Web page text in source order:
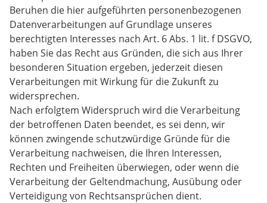
Beruhen die hier aufgeführten personenbezogenen
Datenverarbeitungen auf Grundlage unseres
berechtigten Interesses nach Art. 6 Abs. 1 lit. f DSGVO,
haben Sie das Recht aus Gründen, die sich aus Ihrer
besonderen Situation ergeben, jederzeit diesen
Verarbeitungen mit Wirkung für die Zukunft zu
widersprechen.
Nach erfolgtem Widerspruch wird die Verarbeitung
der betroffenen Daten beendet, es sei denn, wir
können zwingende schutzwürdige Gründe für die
Verarbeitung nachweisen, die Ihren Interessen,
Rechten und Freiheiten überwiegen, oder wenn die
Verarbeitung der Geltendmachung, Ausübung oder
Verteidigung von Rechtsansprüchen dient.